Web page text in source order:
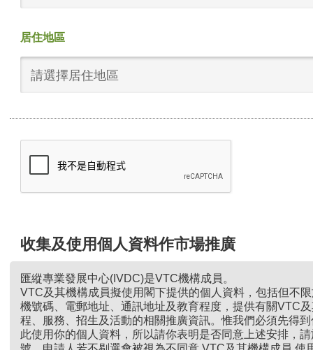
居住地區
請選擇居住地區
收集及使用個人資料作市場推廣
匯縱專業發展中心(IVDC)是VTC機構成員。
VTC及其機構成員擬使用閣下提供的個人資料，包括但不
機號碼、電郵地址、通訊地址及教育程度，提供有關VTC
程、服務、招生及活動的相關推廣資訊。惟我們必須先得
此使用你的個人資料，所以請你表明是否同意上述安排，